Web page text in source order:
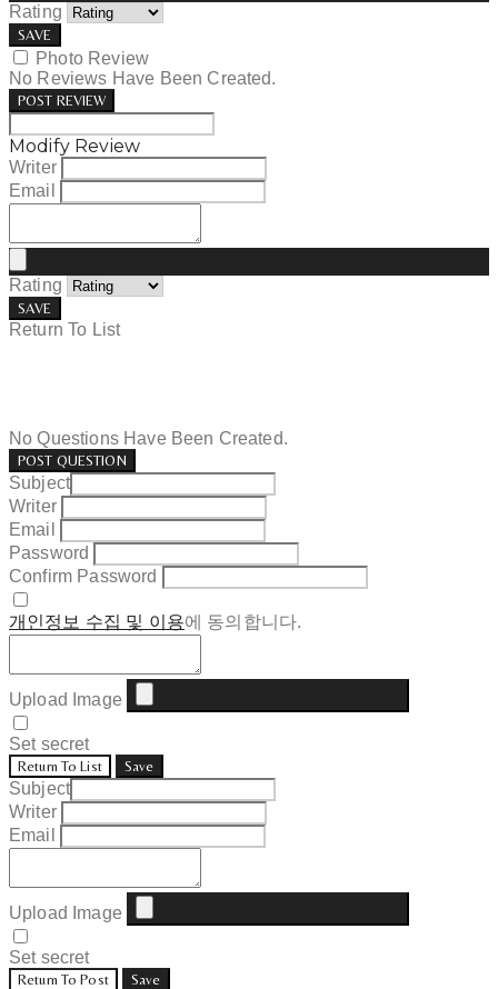
Rating
SAVE
Photo Review
No Reviews Have Been Created.
POST REVIEW
Modify Review
Writer
Email
Rating
SAVE
Return To List
No Questions Have Been Created.
POST QUESTION
Subject
Writer
Email
Password
Confirm Password
개인정보 수집 및 이용에 동의합니다.
Upload Image
Set secret
Return To List Save
Subject
Writer
Email
Upload Image
Set secret
Return To Post Save